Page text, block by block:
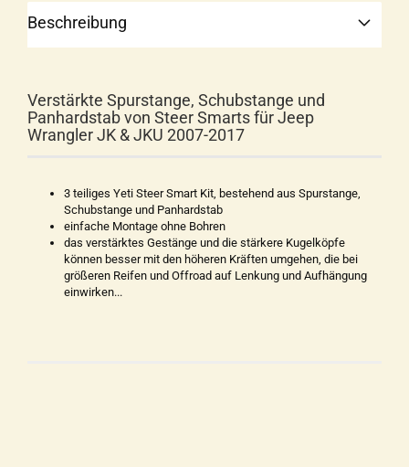
Beschreibung
Verstärkte Spurstange, Schubstange und
Panhardstab von Steer Smarts für Jeep
Wrangler JK & JKU 2007-2017
3 teiliges Yeti Steer Smart Kit, bestehend aus Spurstange,
Schubstange und Panhardstab
einfache Montage ohne Bohren
das verstärktes Gestänge und die stärkere Kugelköpfe
können besser mit den höheren Kräften umgehen, die bei
größeren Reifen und Offroad auf Lenkung und Aufhängung
einwirken...